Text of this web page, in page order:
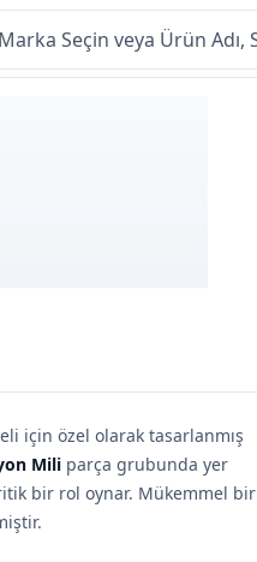
için özel olarak tasarlanmış
Mili parça grubunda yer
bir rol oynar. Mükemmel bir